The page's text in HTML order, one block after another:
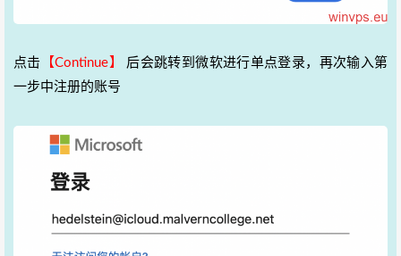
点击 【Continue】 后会跳转到微软进行单点登录，再次输入第
一步中注册的账号